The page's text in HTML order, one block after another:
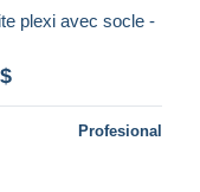
plexi avec socle -
Profesional